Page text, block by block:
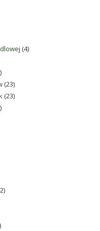
44
2323
produkty
2323
22